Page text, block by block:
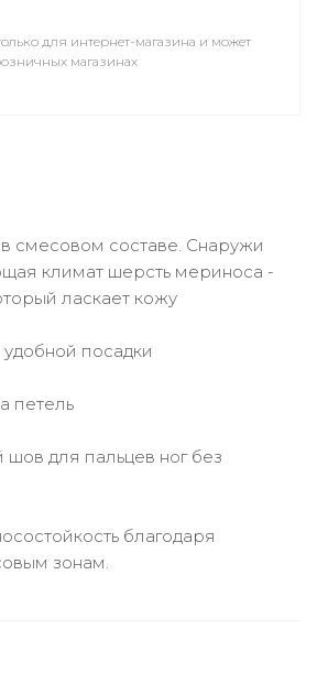
для интернет-магазина и может
магазинах
смесовом составе. Снаружи
климат шерсть мериноса -
ласкает кожу
посадки
петель
для пальцев ног без
благодаря
зонам.